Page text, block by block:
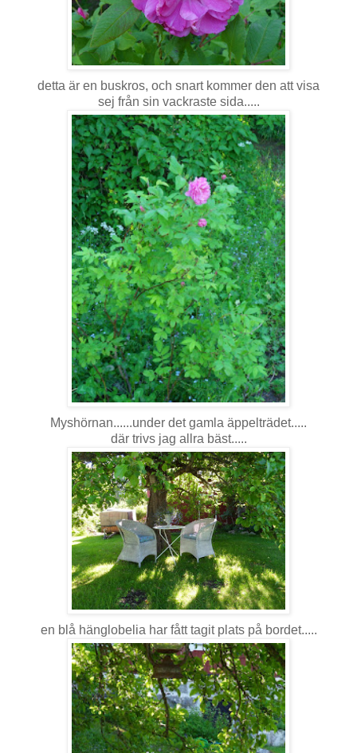
detta är en buskros, och snart kommer den att visa
sej från sin vackraste sida.....
Myshörnan......under det gamla äppelträdet.....
där trivs jag allra bäst.....
en blå hänglobelia har fått tagit plats på bordet.....